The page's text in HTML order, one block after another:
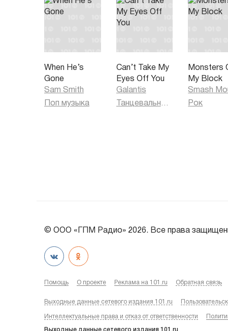
When He’s
Gone
Sam Smith
Поп музыка
Can’t Take My
Eyes Off You
Galantis
Танцевальная музыка
Monsters
My Block
Smash
Рок
© ООО «ГПМ Радио» 2026. Все права
Помощь О проекте Реклама на 101.ru Обратная связь
Выходные данные сетевого издания 101.ru
Интеллектуальные права и отказ от ответственности
Выходные данные сетевого издания 101.ru